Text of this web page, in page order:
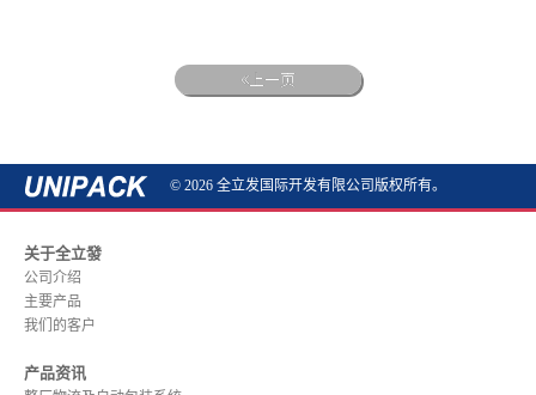
上一页
© 2026 全立发国际开发有限公司版权所有。
关于全立發
公司介绍
主要产品
我们的客户
产品资讯